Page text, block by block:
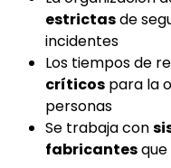
estrictasde
incidentes
Los tiempos de
críticos para la
personas
Se trabaja con
fabricantes